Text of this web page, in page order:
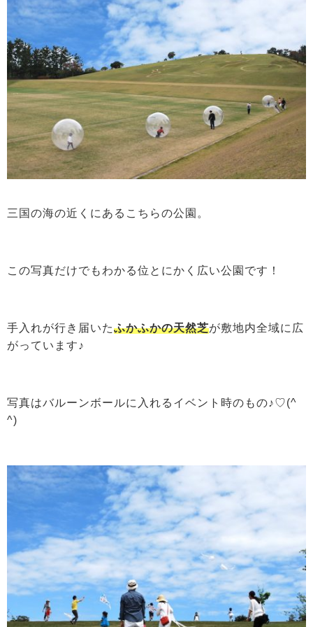
三国の海の近くにあるこちらの公園。
この写真だけでもわかる位とにかく広い公園です！
手入れが行き届いたふかふかの天然芝が敷地内全域に広
がっています♪
写真はバルーンボールに入れるイベント時のもの♪♡(^
^)